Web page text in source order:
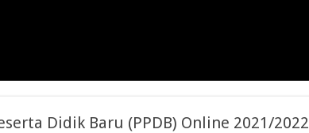
Didik Baru (PPDB) Online 2021/2022